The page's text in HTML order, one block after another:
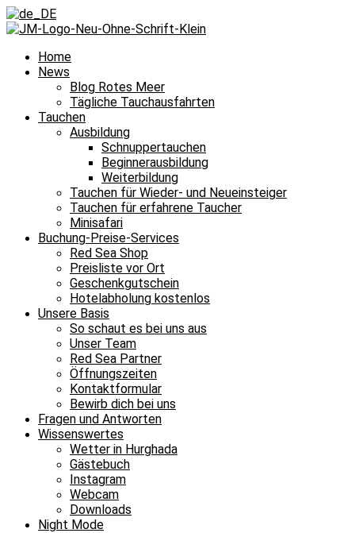
Home
News
Blog Rotes Meer
Tägliche Tauchausfahrten
Tauchen
Ausbildung
Schnuppertauchen
Beginnerausbildung
Weiterbildung
Tauchen für Wieder- und Neueinsteiger
Tauchen für erfahrene Taucher
Minisafari
Buchung-Preise-Services
Red Sea Shop
Preisliste vor Ort
Geschenkgutschein
Hotelabholung kostenlos
Unsere Basis
So schaut es bei uns aus
Unser Team
Red Sea Partner
Öffnungszeiten
Kontaktformular
Bewirb dich bei uns
Fragen und Antworten
Wissenswertes
Wetter in Hurghada
Gästebuch
Instagram
Webcam
Downloads
Night Mode